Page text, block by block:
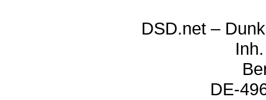
DSD.net –
DE-